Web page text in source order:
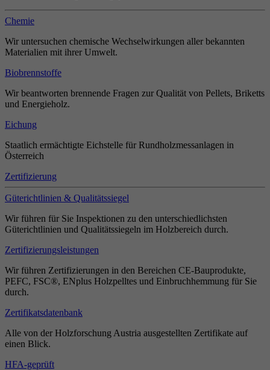
Chemie
Wir untersuchen chemische Wechselwirkungen aller bekannten
Materialien mit ihrer Umwelt.
Biobrennstoffe
Wir beantworten brennende Fragen zur Qualität von Pellets, Briketts
und Energieholz.
Eichung
Staatlich ermächtigte Eichstelle für Rundholzmessanlagen in
Österreich
Zertifizierung
Güterichtlinien & Qualitätssiegel
Wir führen für Sie Inspektionen zu den unterschiedlichsten
Güterichtlinien und Qualitätssiegeln im Holzbereich durch.
Zertifizierungsleistungen
Wir führen Zertifizierungen in den Bereichen CE-Bauprodukte,
PEFC, FSC®, ENplus Holzpelltes und Einbruchhemmung für Sie
durch.
Zertifikatsdatenbank
Alle von der Holzforschung Austria ausgestellten Zertifikate auf
einen Blick.
HFA-geprüft